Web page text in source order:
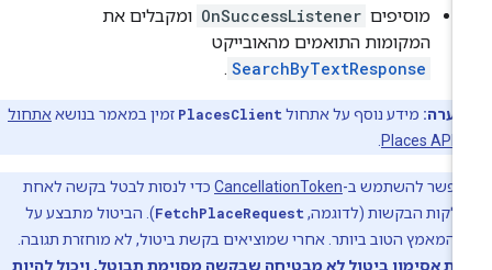
מוסיפים OnSuccessListener ומקבלים את
המקומות התואמים מהאובייקט
SearchByTextResponse
.
הערה:מידע נוסף על אתחולPlacesClientזמין במאמר בנושאאתחול
.
אפשר להשתמש ב-CancellationTokenכדי לנסות לבטל בקשה לאחת
הבקשות (לדוגמה,FetchPlaceRequest). הביטול מתבצע על
המאמץ הטוב ביותר. אחרי שמוציאים בקשת ביטול, לא מוחזרת תגובה.
אסימון ביטול לא מבטיחה שבקשה מסוימת תבוטל, ויכול להיות